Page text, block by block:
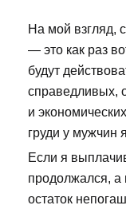
На мой взгляд,
— это как раз
будут
справедливых,
и
груди у мужчин
Если я
продолжался, а
остаток